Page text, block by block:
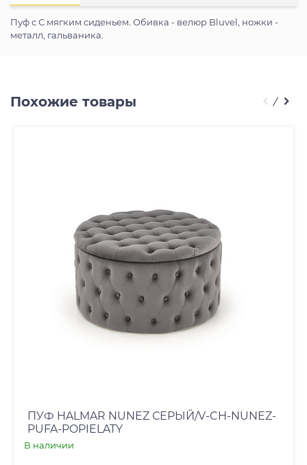
Пуф с С мягким сиденьем. Обивка - велюр Bluvel, ножки -
металл, гальваника.
Похожие товары
ПУФ HALMAR NUNEZ СЕРЫЙ/V-CH-NUNEZ-
PUFA-POPIELATY
В наличии